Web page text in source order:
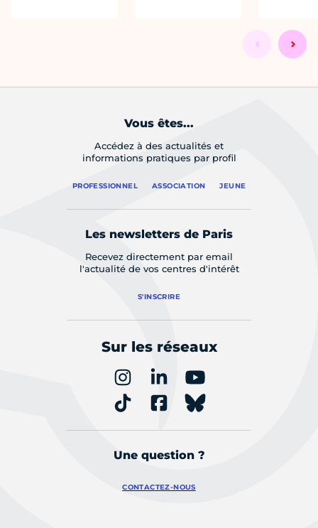
Vous êtes...
Accédez à des actualités et
informations pratiques par profil
PROFESSIONNEL ASSOCIATION JEUNE
Les newsletters de Paris
Recevez directement par email
l'actualité de vos centres d'intérêt
S'INSCRIRE
Sur les réseaux
Une question ?
CONTACTEZ-NOUS